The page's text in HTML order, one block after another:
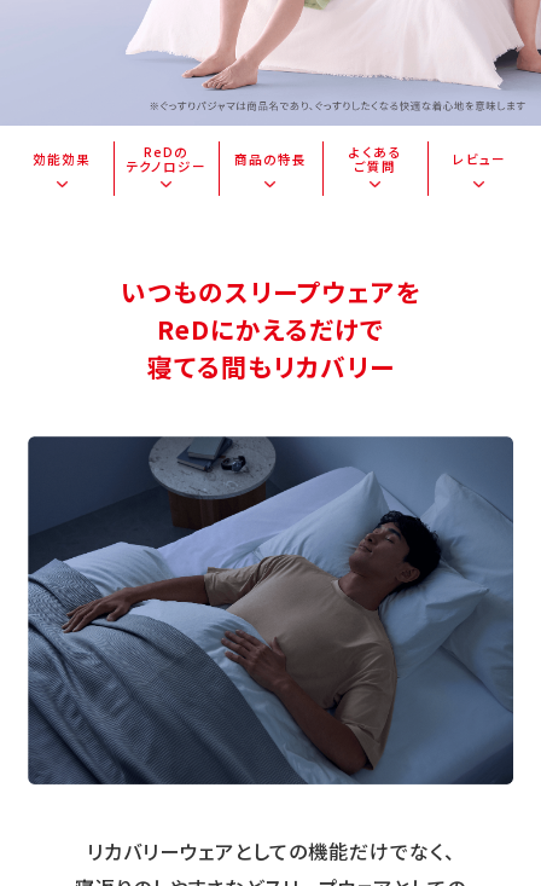
効能効果
ReDの
テクノロジー
商品の特長
よくある
ご質問
レビュー
いつものスリープウェアを
ReDにかえるだけで
寝てる間もリカバリー
リカバリーウェアとしての機能だけでなく、